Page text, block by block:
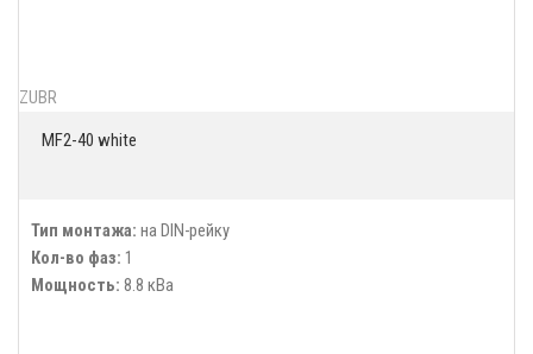
ZUBR
MF2-40 white
Тип монтажа: на DIN-рейку
Кол-во фаз: 1
Мощность: 8.8 кВа